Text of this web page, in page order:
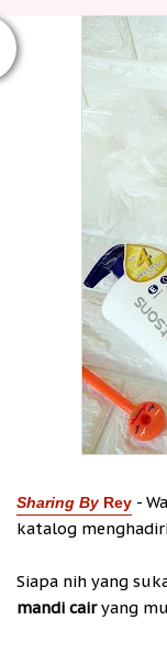
Sharing By Rey -
katalog
Siapa nih yang
mandi cairyang